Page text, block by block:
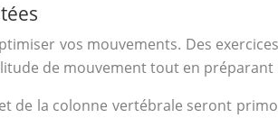
vos mouvements. Des
de mouvement tout en préparant
de la colonne vertébrale seront